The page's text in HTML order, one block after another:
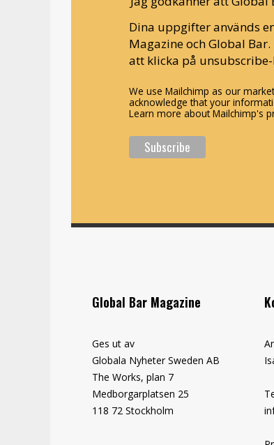
Dina uppgifter används
Magazine och Global
att klicka på
We use Mailchimp as our
acknowledge that your
Learn more about Mailchimp's
Global Bar Magazine
Ges ut av
Globala Nyheter Sweden AB
The Works, plan 7
Medborgarplatsen 25
118 72 Stockholm